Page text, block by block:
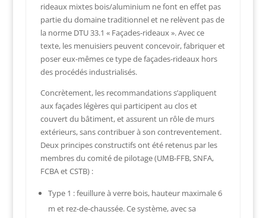
rideaux mixtes bois/aluminium ne font en effet pas
partie du domaine traditionnel et ne relèvent pas de
la norme DTU 33.1 « Façades-rideaux ». Avec ce
texte, les menuisiers peuvent concevoir, fabriquer et
poser eux-mêmes ce type de façades-rideaux hors
des procédés industrialisés.
Concrètement, les recommandations s’appliquent
aux façades légères qui participent au clos et
couvert du bâtiment, et assurent un rôle de murs
extérieurs, sans contribuer à son contreventement.
Deux principes constructifs ont été retenus par les
membres du comité de pilotage (UMB-FFB, SNFA,
FCBA et CSTB) :
Type 1 : feuillure à verre bois, hauteur maximale 6
m et rez-de-chaussée. Ce système, avec sa